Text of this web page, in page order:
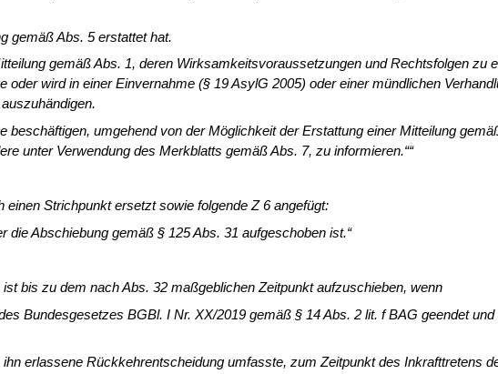
ge­mäß Abs. 5 erstattet hat.
gemäß Abs. 1, deren Wirksamkeitsvoraussetzungen und Rechtsfolgen zu
wird in einer Einvernahme (§ 19 AsylG 2005) oder einer mündlichen
umgehend von der Möglichkeit der Erstattung einer Mitteilung
unter Verwendung des Merkblatts gemäß Abs. 7, zu informieren.““
ei­nen Strichpunkt ersetzt sowie folgende Z 6 angefügt:
die Abschiebung gemäß § 125 Abs. 31 aufgeschoben ist.“
bis zu dem nach Abs. 32 maßgeblichen Zeitpunkt aufzuschieben, wenn
Bundesgesetzes BGBl. I Nr. XX/2019 gemäß § 14 Abs. 2 lit. f BAG geendet
erlassene Rückkehrentscheidung umfasste, zum Zeitpunkt des Inkrafttretens